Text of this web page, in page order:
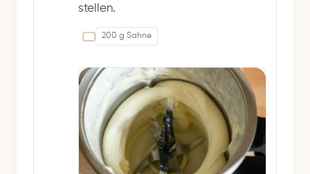
stellen.
200 g Sahne